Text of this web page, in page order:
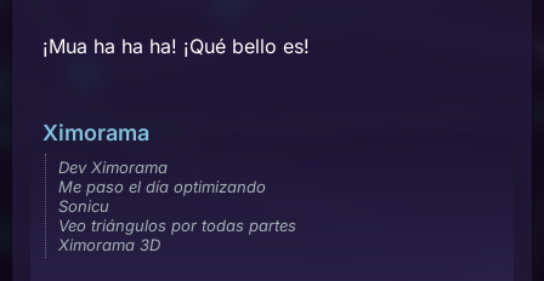
¡Mua ha ha ha! ¡Qué bello es!
Ximorama
Dev Ximorama
Me paso el día optimizando
Sonicu
Veo triángulos por todas partes
Ximorama 3D